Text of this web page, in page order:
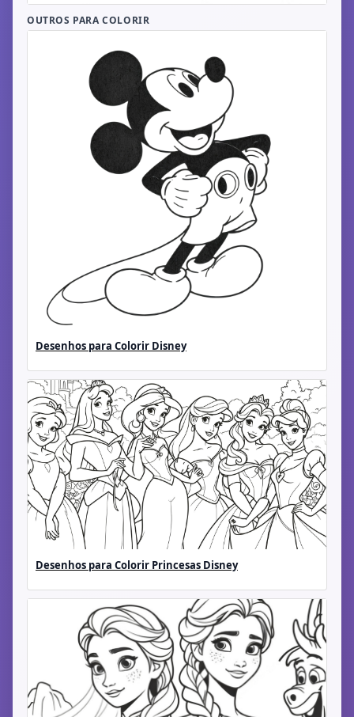
OUTROS PARA COLORIR
Desenhos para Colorir Disney
Desenhos para Colorir Princesas Disney